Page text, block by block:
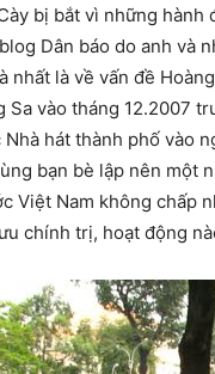
bị bắt vì những
Dân báo do anh và
nhất là về vấn đề
Sa vào tháng 12.2007
hát thành phố vào
bạn bè lập nên một
Việt Nam không
chính trị, hoạt động